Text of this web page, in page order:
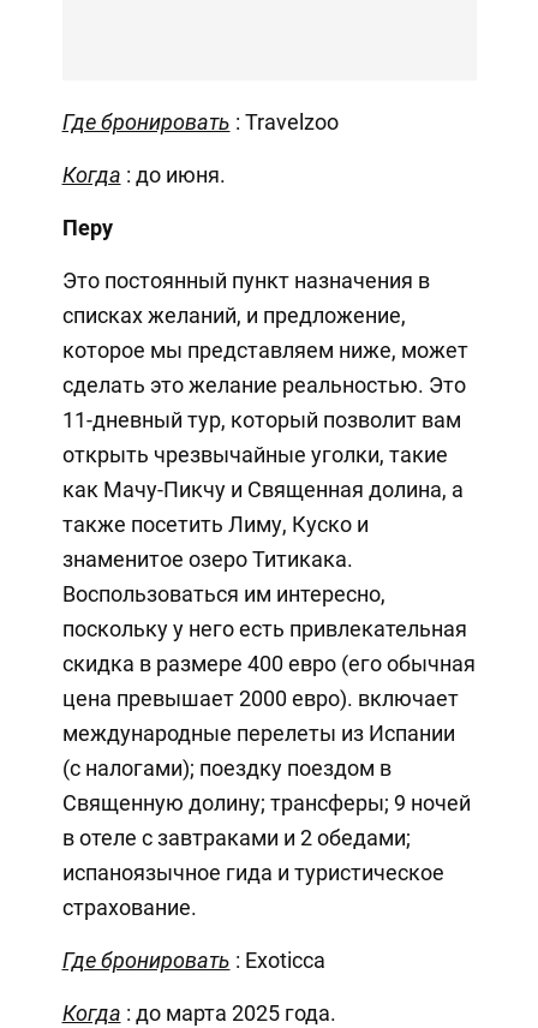
Где бронировать : Travelzoo
Когда : до июня.
Перу
Это постоянный пункт назначения в
списках желаний, и предложение,
которое мы представляем ниже, может
сделать это желание реальностью. Это
11-дневный тур, который позволит вам
открыть чрезвычайные уголки, такие
как Мачу-Пикчу и Священная долина, а
также посетить Лиму, Куско и
знаменитое озеро Титикака.
Воспользоваться им интересно,
поскольку у него есть привлекательная
скидка в размере 400 евро (его обычная
цена превышает 2000 евро). включает
международные перелеты из Испании
(с налогами); поездку поездом в
Священную долину; трансферы; 9 ночей
в отеле с завтраками и 2 обедами;
испаноязычное гида и туристическое
страхование.
Где бронировать : Exoticca
Когда : до марта 2025 года.